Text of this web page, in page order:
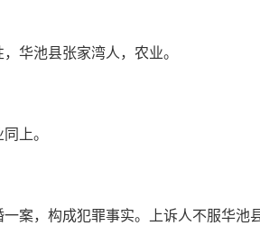
华池县张家湾人，农业。
上。
案，构成犯罪事实。上诉人不服华